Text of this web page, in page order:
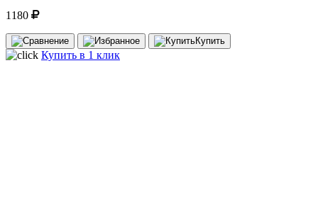
1180
Купить
Купить в 1 клик